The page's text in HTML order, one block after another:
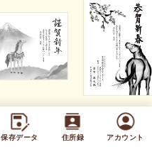
保存データ 住所録 アカウント
ぜんぶ見る